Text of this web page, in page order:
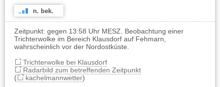
n. bek.
Zeitpunkt: gegen 13:58 Uhr MESZ. Beobachtung einer
Trichterwolke im Bereich Klausdorf auf Fehmarn,
wahrscheinlich vor der Nordostküste.
Trichterwolke bei Klausdorf
Radarbild zum betreffenden Zeitpunkt
(
kachelmannwetter)